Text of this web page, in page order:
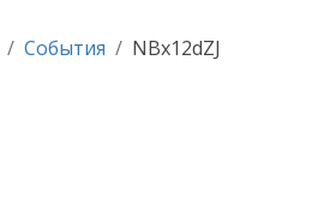
События NBx12dZJ